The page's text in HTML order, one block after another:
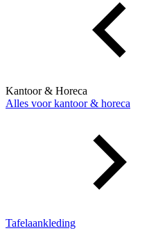
Kantoor & Horeca
Alles voor kantoor & horeca
Tafelaankleding